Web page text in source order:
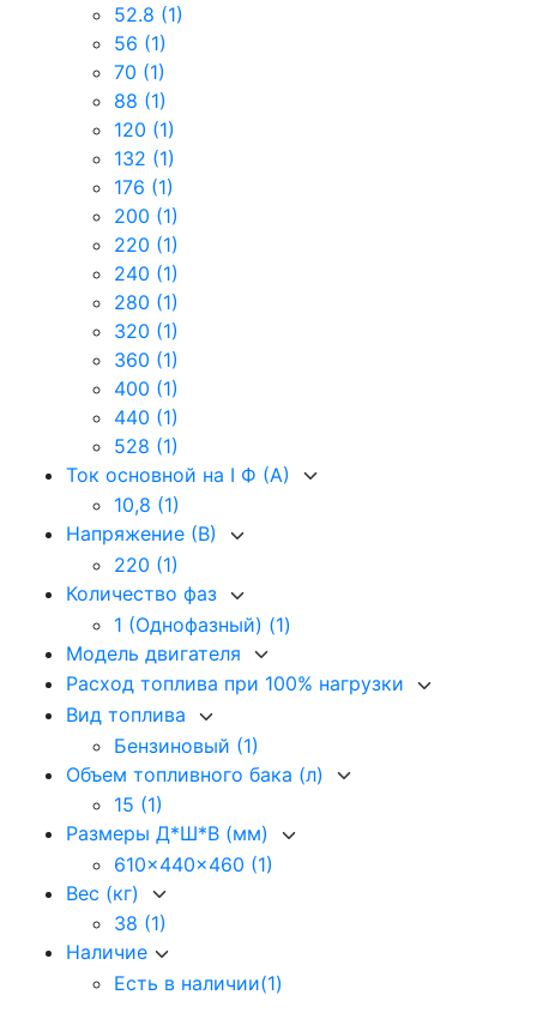
52.8 (1)
56 (1)
70 (1)
88 (1)
120 (1)
132 (1)
176 (1)
200 (1)
220 (1)
240 (1)
280 (1)
320 (1)
360 (1)
400 (1)
440 (1)
528 (1)
Ток основной на I Ф (А)
10,8 (1)
Напряжение (В)
220 (1)
Количество фаз
1 (Однофазный) (1)
Модель двигателя
Расход топлива при 100% нагрузки
Вид топлива
Бензиновый (1)
Объем топливного бака (л)
15 (1)
Размеры Д*Ш*В (мм)
610x440x460 (1)
Вес (кг)
38 (1)
Наличие
Есть в наличии(1)